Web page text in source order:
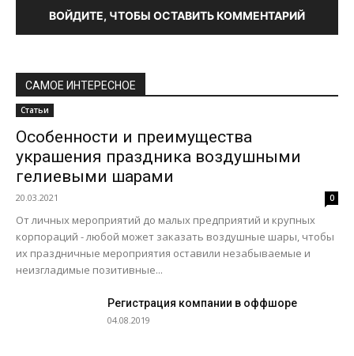
ВОЙДИТЕ, ЧТОБЫ ОСТАВИТЬ КОММЕНТАРИЙ
САМОЕ ИНТЕРЕСНОЕ
Статьи
Особенности и преимущества
украшения праздника воздушными
гелиевыми шарами
20.03.2021 0
От личных мероприятий до малых предприятий и крупных
корпораций - любой может заказать воздушные шары, чтобы
их праздничные мероприятия оставили незабываемые и
неизгладимые позитивные...
Регистрация компании в оффшоре
04.08.2019